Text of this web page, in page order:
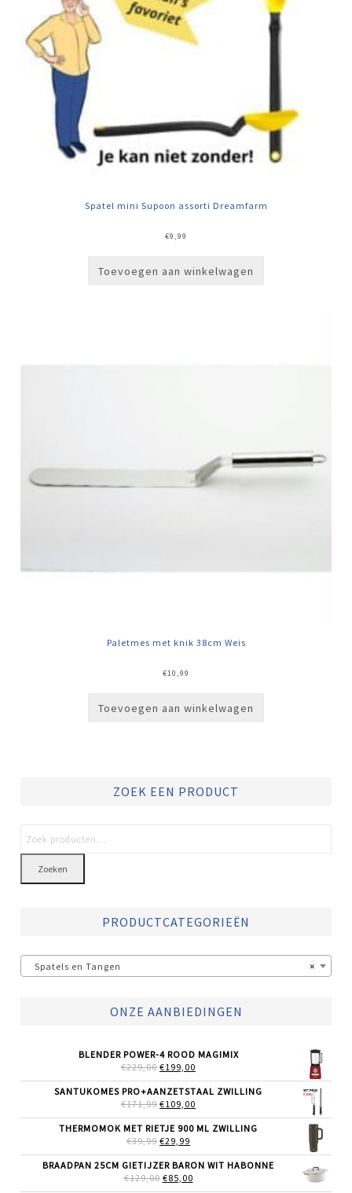
Spatel mini Supoon assorti Dreamfarm
€9,99
Toevoegen aan winkelwagen
Paletmes met knik 38cm Weis
€10,99
Toevoegen aan winkelwagen
ZOEK EEN PRODUCT
Zoeken
PRODUCTCATEGORIEËN
×
Spatels en Tangen
ONZE AANBIEDINGEN
BLENDER POWER-4 ROOD MAGIMIX
€229,00 OORSPRONKELIJKE
WAS:
€229,00.
€199,00
IS:
SANTUKOMES PRO+AANZETSTAAL ZWILLING
€171,99 OORSPRONKELIJKE
WAS:
€171,99.
€109,00
IS:
THERMOMOK MET RIETJE 900 ML ZWILLING
€39,99 OORSPRONKELIJKE
WAS:
€39,99.
€29,99
IS:
€29,99.
BRAADPAN 25CM GIETIJZER BARON WIT HABONNE
€129,00 OORSPRONKELIJKE
€85,00HUIDIGE